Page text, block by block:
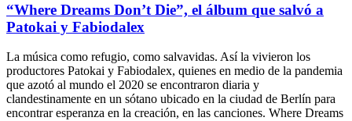
“Where Dreams Don’t Die”, el álbum que salvó a
Patokai y Fabiodalex
La música como refugio, como salvavidas. Así la vivieron los
productores Patokai y Fabiodalex, quienes en medio de la pandemia
que azotó al mundo el 2020 se encontraron diaria y
clandestinamente en un sótano ubicado en la ciudad de Berlín para
encontrar esperanza en la creación, en las canciones. Where Dreams